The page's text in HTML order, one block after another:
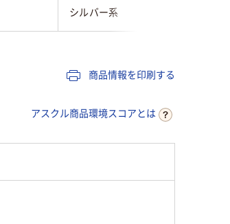
シルバー系
商品情報を印刷する
アスクル商品環境スコアとは